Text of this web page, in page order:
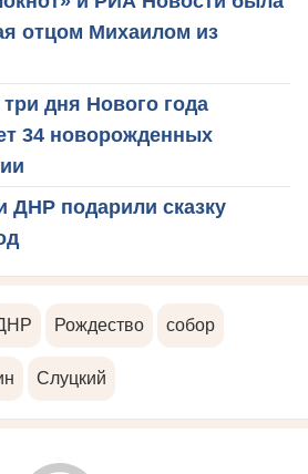
отцом Михаилом из
дня Нового года
34 новорожденных
ДНР подарили сказку
Рождество собор
Слуцкий